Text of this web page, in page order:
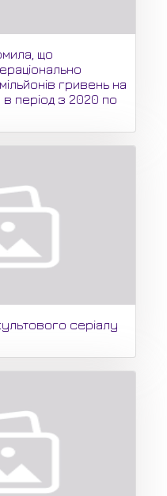
що
гривень на
період з 2020 по
серіалу